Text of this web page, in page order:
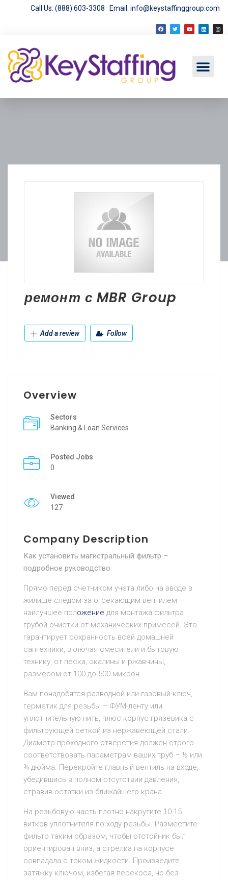
Call Us: (888) 603-3308 Email: info@keystaffinggroup.com
ремонт с MBR Group
Add a review Follow
Overview
Sectors
Banking & Loan Services
Posted Jobs
0
Viewed
127
Company Description
Как установить магистральный фильтр –
подробное руководство
Прямо перед счетчиком учета либо на вводе в
жилище следом за отсекающим вентилем –
наилучшее положение для монтажа фильтра
грубой очистки от механических примесей. Это
гарантирует сохранность всей домашней
сантехники, включая смесители и бытовую
технику, от песка, окалины и ржавчины,
размером от 100 до 500 микрон.
Вам понадобятся разводной или газовый ключ,
герметик для резьбы – ФУМ-ленту или
уплотнительную нить, плюс корпус грязевика с
фильтрующей сеткой из нержавеющей стали.
Диаметр проходного отверстия должен строго
соответствовать параметрам ваших труб – ½ или
¾ дюйма. Перекройте главный вентиль на входе,
убедившись в полном отсутствии давления,
стравив остатки из ближайшего крана.
На резьбовую часть плотно накрутите 10-15
витков уплотнителя по ходу резьбы. Разместите
фильтр таким образом, чтобы отстойник был
ориентирован вниз, а стрелка на корпусе
совпадала с током жидкости. Произведите
затяжку ключом, избегая перекоса, но без